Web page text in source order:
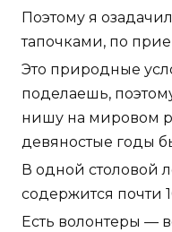
Поэтому я
тапочками, по
Это природные
поделаешь,
нишу на мировом
девяностые годы
В одной столовой
содержится почти
Есть волонтеры —